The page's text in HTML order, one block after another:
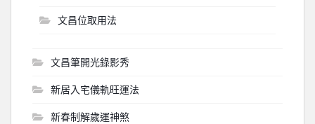
文昌位取用法
文昌筆開光錄影秀
新居入宅儀軌旺運法
新春制解歲運神煞